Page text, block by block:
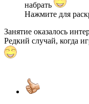
набрать
Нажмите для
Занятие оказалось
Редкий случай, когда